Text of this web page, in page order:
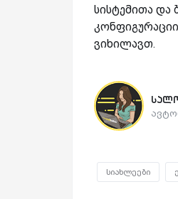
სისტემითა
ვიხილავთ.
სიახლეები